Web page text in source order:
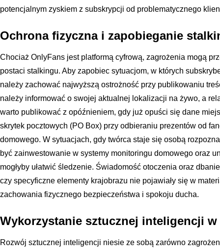
potencjalnym zyskiem z subskrypcji od problematycznego
Ochrona fizyczna i zapobieganie
Chociaż OnlyFans jest platformą cyfrową, zagrożenia mogą
postaci stalkingu. Aby zapobiec sytuacjom, w których
należy zachować najwyższą ostrożność przy publikowaniu
należy informować o swojej aktualnej lokalizacji na żywo, a
warto publikować z opóźnieniem, gdy już opuści się dane
skrytek pocztowych (PO Box) przy odbieraniu prezentów od
domowego. W sytuacjach, gdy twórca staje się osobą
być zainwestowanie w systemy monitoringu domowego oraz
mogłyby ułatwić śledzenie. Świadomość otoczenia oraz
czy specyficzne elementy krajobrazu nie pojawiały się w
zachowania fizycznego bezpieczeństwa i spokoju ducha.
Wykorzystanie sztucznej inteligencji w
Rozwój sztucznej inteligencji niesie ze sobą zarówno